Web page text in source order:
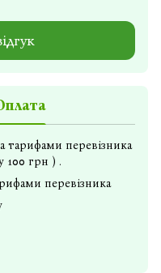
тарифами перевізника
100 грн ) .
перевізника